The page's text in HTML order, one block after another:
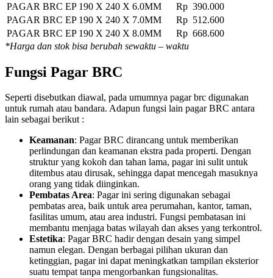
PAGAR BRC EP 190 X 240 X 6.0MM
Rp 390.000
PAGAR BRC EP 190 X 240 X 7.0MM
Rp 512.600
PAGAR BRC EP 190 X 240 X 8.0MM
Rp 668.600
*Harga dan stok bisa berubah sewaktu – waktu
Fungsi Pagar BRC
Seperti disebutkan diawal, pada umumnya pagar brc digunakan
untuk rumah atau bandara. Adapun fungsi lain pagar BRC antara
lain sebagai berikut :
Keamanan: Pagar BRC dirancang untuk memberikan
perlindungan dan keamanan ekstra pada properti. Dengan
struktur yang kokoh dan tahan lama, pagar ini sulit untuk
ditembus atau dirusak, sehingga dapat mencegah masuknya
orang yang tidak diinginkan.
Pembatas Area: Pagar ini sering digunakan sebagai
pembatas area, baik untuk area perumahan, kantor, taman,
fasilitas umum, atau area industri. Fungsi pembatasan ini
membantu menjaga batas wilayah dan akses yang terkontrol.
Estetika: Pagar BRC hadir dengan desain yang simpel
namun elegan. Dengan berbagai pilihan ukuran dan
ketinggian, pagar ini dapat meningkatkan tampilan eksterior
suatu tempat tanpa mengorbankan fungsionalitas.